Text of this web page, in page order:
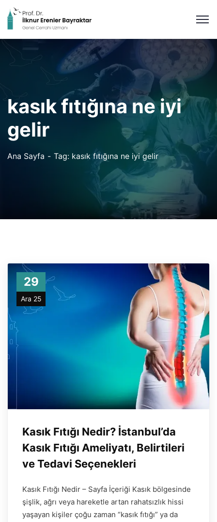
kasık fıtığına ne iyi
gelir
Ana Sayfa Tag: kasık fıtığına ne iyi gelir
29
Ara 25
Kasık Fıtığı Nedir? İstanbul’da
Kasık Fıtığı Ameliyatı, Belirtileri
ve Tedavi Seçenekleri
Kasık Fıtığı Nedir – Sayfa İçeriği Kasık bölgesinde
şişlik, ağrı veya hareketle artan rahatsızlık hissi
yaşayan kişiler çoğu zaman “kasık fıtığı” ya da